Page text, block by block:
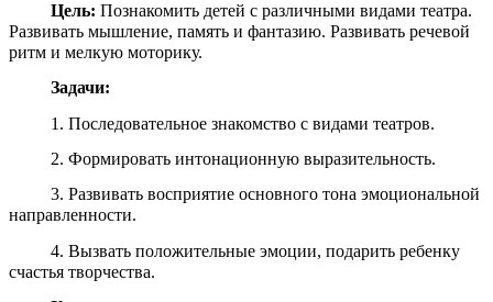
Цель: Познакомить детей с различными видами театра.
Развивать мышление, память и фантазию. Развивать речевой
ритм и мелкую моторику.
Задачи:
1. Последовательное знакомство с видами театров.
2. Формировать интонационную выразительность.
3. Развивать восприятие основного тона эмоциональной
направленности.
4. Вызвать положительные эмоции, подарить ребенку
счастья творчества.